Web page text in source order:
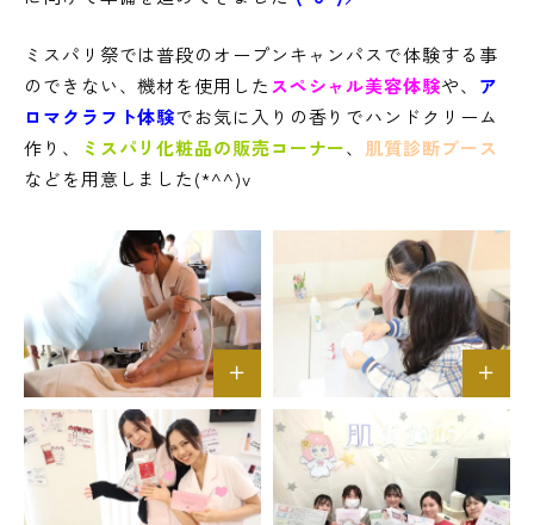
ミスパリ祭では普段のオープンキャンパスで体験する事
のできない、機材を使用したスペシャル美容体験や、 ア
ロマクラフト体験でお気に入りの香りでハンドクリーム
作り、
ミスパリ化粧品の販売コーナー、 肌質診断ブース
などを用意しました(*^^)v